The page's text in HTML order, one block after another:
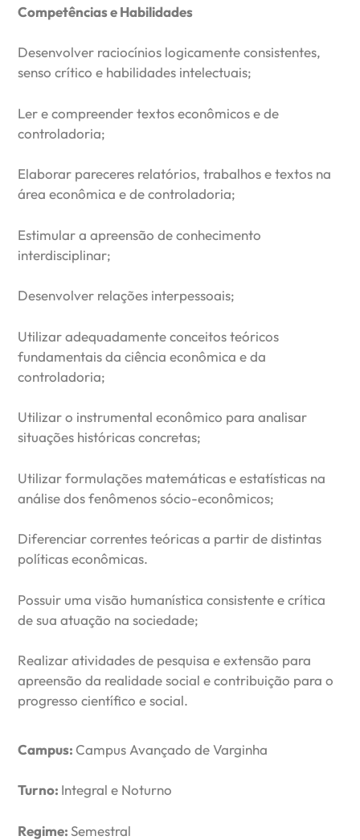
Competências e Habilidades
Desenvolver raciocínios logicamente consistentes,
senso crítico e habilidades intelectuais;
Ler e compreender textos econômicos e de
controladoria;
Elaborar pareceres relatórios, trabalhos e textos na
área econômica e de controladoria;
Estimular a apreensão de conhecimento
interdisciplinar;
Desenvolver relações interpessoais;
Utilizar adequadamente conceitos teóricos
fundamentais da ciência econômica e da
controladoria;
Utilizar o instrumental econômico para analisar
situações históricas concretas;
Utilizar formulações matemáticas e estatísticas na
análise dos fenômenos sócio-econômicos;
Diferenciar correntes teóricas a partir de distintas
políticas econômicas.
Possuir uma visão humanística consistente e crítica
de sua atuação na sociedade;
Realizar atividades de pesquisa e extensão para
apreensão da realidade social e contribuição para o
progresso científico e social.
Campus: Campus Avançado de Varginha
Turno: Integral e Noturno
Regime: Semestral